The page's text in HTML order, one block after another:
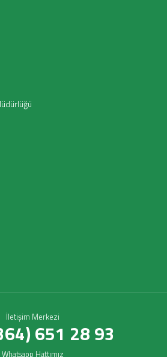
İletişim Merkezi
651 28 93
Whatsapp Hattımız